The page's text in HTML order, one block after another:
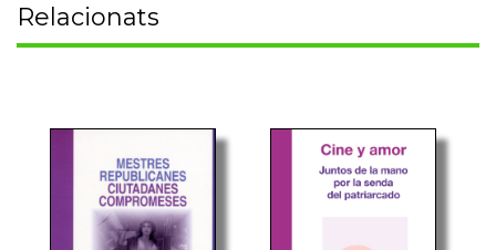
Relacionats